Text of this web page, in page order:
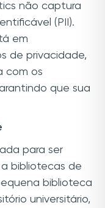
não captura
(PII).
em
de privacidade,
com os
que sua
para ser
bibliotecas de
biblioteca
universitário,